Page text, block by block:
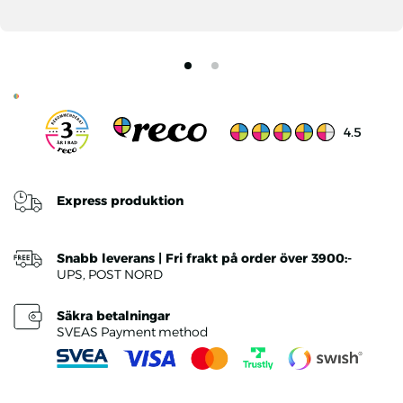
Ratings
4.5
Express produktion
Snabb leverans | Fri frakt på order över 3900:-
UPS, POST NORD
Säkra betalningar
SVEAS Payment method